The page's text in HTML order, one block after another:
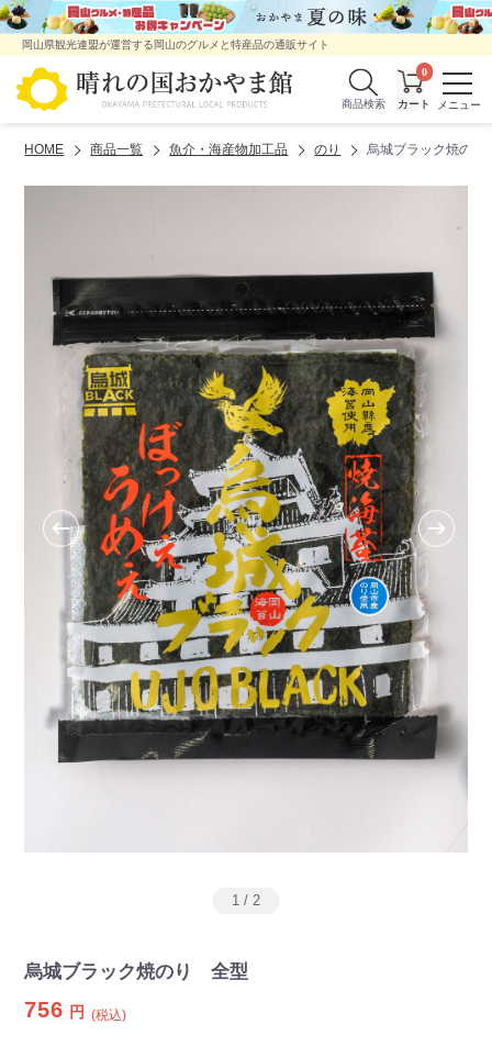
岡山県観光連盟が運営する岡山のグルメと特産品の通販サイト
商品検索
0
HOME 商品一覧 魚介・海産物加工品 のり 烏城ブラック焼の
1 / 2
烏城ブラック焼のり 全型
756 円 (税込)